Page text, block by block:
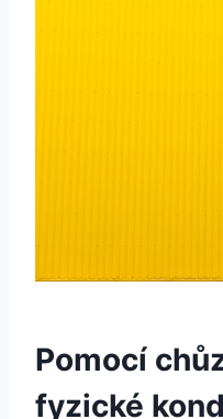
Pomocí
fyzické